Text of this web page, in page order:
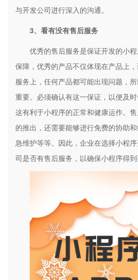
与开发公司进行深入的沟通。
3、看有没有售后服务
优秀的售后服务是保证开发的小
保障，优秀的产品不仅体现在产品上
服务上，任何产品都可能出现问题，
重要。必须确认有这一保证，以便及时
这有利于小程序的正常和健康运作。
的推出，还需要能够进行免费的协助
急维护等等。因此，企业在选择小程
司是否有售后服务，以确保小程序得到